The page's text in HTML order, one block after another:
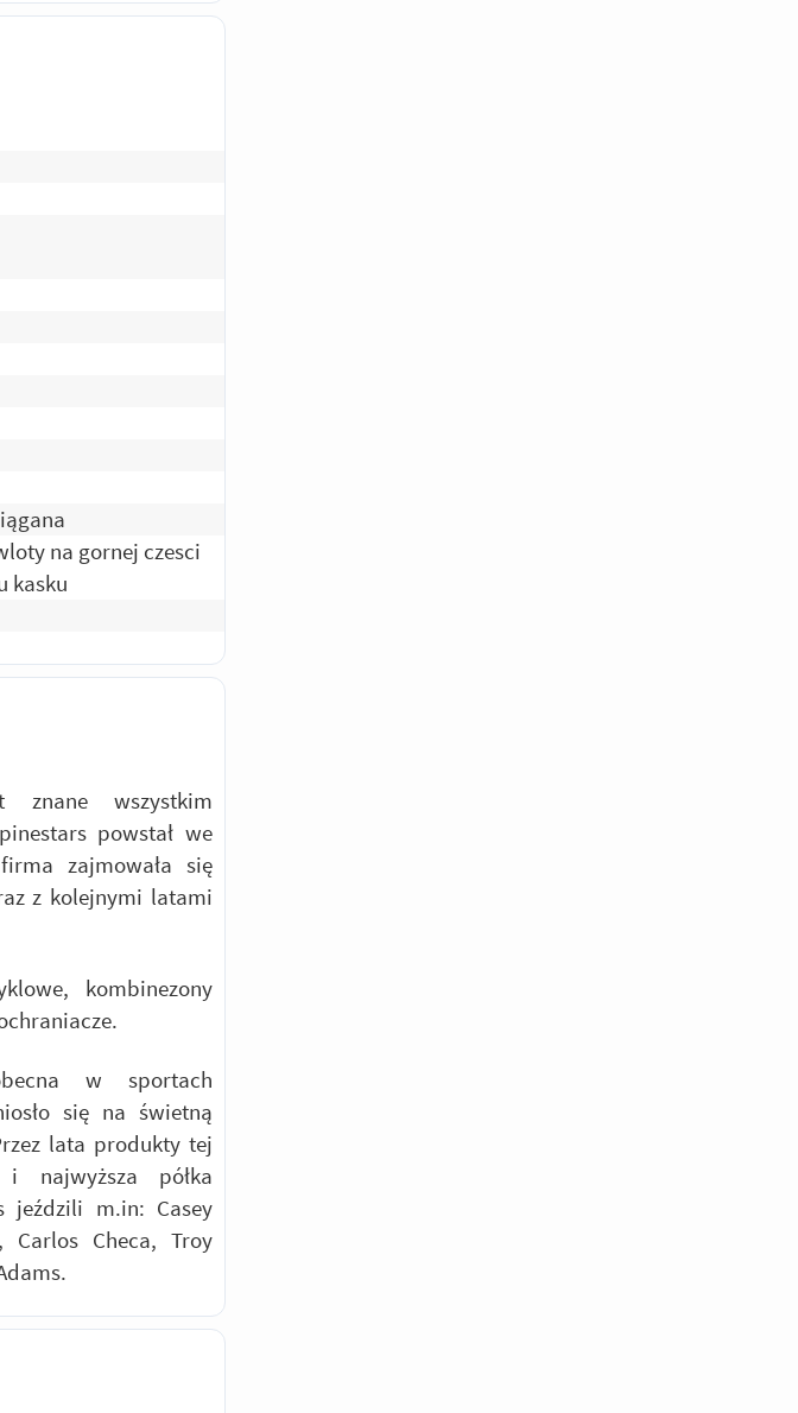
na gornej czesci
kasku
znane wszystkim
powstał we
zajmowała się
z kolejnymi latami
kombinezony
w sportach
się na świetną
lata produkty tej
najwyższa półka
jeździli m.in: Casey
Carlos Checa, Troy